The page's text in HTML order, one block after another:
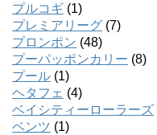
プルコギ (1)
プレミアリーグ (7)
プロンポン (48)
プーパッポンカリー (8)
プール (1)
ヘタフェ (4)
ベイシティーローラーズ
ベンツ (1)